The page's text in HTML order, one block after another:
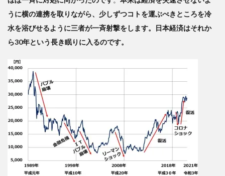
うに横の連携を取りながら、少しずつコトを運ぶべきところを冷
水を浴びせるように三者が一斉射撃をします。日本経済はそれか
ら30年という長き眠りに入るのです。